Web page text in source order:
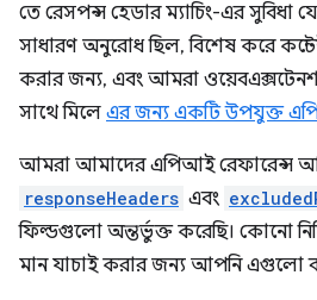
তে রেসপন্স হেডার ম্যাচিং-এর সুবিধা
সাধারণ অনুরোধ ছিল, বিশেষ করে
করার জন্য, এবং আমরা
সাথে মিলে এর জন্য একটি উপযুক্ত
আমরা আমাদের এপিআই রেফারেন্স
responseHeaders এবং
ফিল্ডগুলো অন্তর্ভুক্ত করেছি। কোনো
মান যাচাই করার জন্য আপনি এগুলো